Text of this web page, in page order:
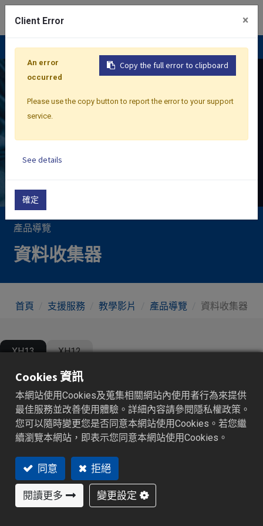
產品導覽
資料收集器
首頁 支援服務 教學影片 產品導覽 資料收集器
XH13 XH12
Cookies 資訊
本網站使用Cookies及蒐集相關網站內使用者行為來提供
最佳服務並改善使用體驗。詳細內容請參閱隱私權政策。
您可以隨時變更您是否同意本網站使用Cookies。若您繼
續瀏覽本網站，即表示您同意本網站使用Cookies。
同意 拒絕
閱讀更多 變更設定
Client Error ×
Copy the full error to clipboard
An error
occurred
Please use the copy button to report the error to your support
service.
See details
確定